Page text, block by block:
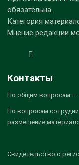
обязательна.
Категория
Мнение редакции
Контакты
По общим вопросам —
По вопросам
размещение
Свидетельство о